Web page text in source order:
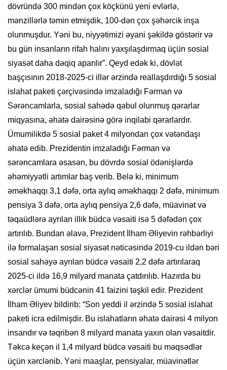
dövründə 300 mindən çox köçkünü yeni evlərlə,
mənzillərlə təmin etmişdik, 100-dən çox şəhərcik inşa
olunmuşdur. Yəni bu, niyyətimizi əyani şəkildə göstərir və
bu gün insanların rifah halını yaxşılaşdırmaq üçün sosial
siyasət daha dəqiq aparılır”. Qeyd edək ki, dövlət
başçısının 2018-2025-ci illər ərzində reallaşdırdığı 5 sosial
islahat paketi çərçivəsində imzaladığı Fərman və
Sərəncamlarla, sosial sahədə qəbul olunmuş qərarlar
miqyasına, əhatə dairəsinə görə inqilabi qərarlardır.
Ümumilikdə 5 sosial paket 4 milyondan çox vətəndaşı
əhatə edib. Prezidentin imzaladığı Fərman və
sərəncamlara əsasən, bu dövrdə sosial ödənişlərdə
əhəmiyyətli artımlar baş verib. Belə ki, minimum
əməkhaqqı 3,1 dəfə, orta aylıq əməkhaqqı 2 dəfə, minimum
pensiya 3 dəfə, orta aylıq pensiya 2,6 dəfə, müavinət və
təqaüdlərə ayrılan illik büdcə vəsaiti isə 5 dəfədən çox
artırılıb. Bundan əlavə, Prezident İlham Əliyevin rəhbərliyi
ilə formalaşan sosial siyasət nəticəsində 2019-cu ildən bəri
sosial sahəyə ayrılan büdcə vəsaiti 2,2 dəfə artırılaraq
2025-ci ildə 16,9 milyard manata çatdırılıb. Hazırda bu
xərclər ümumi büdcənin 41 faizini təşkil edir. Prezident
İlham Əliyev bildirib: “Son yeddi il ərzində 5 sosial islahat
paketi icra edilmişdir. Bu islahatların əhatə dairəsi 4 milyon
insandır və təqribən 8 milyard manata yaxın olan vəsaitdir.
Təkcə keçən il 1,4 milyard büdcə vəsaiti bu məqsədlər
üçün xərclənib. Yəni maaşlar, pensiyalar, müavinətlər